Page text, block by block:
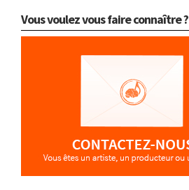
Vous voulez vous faire connaître ?